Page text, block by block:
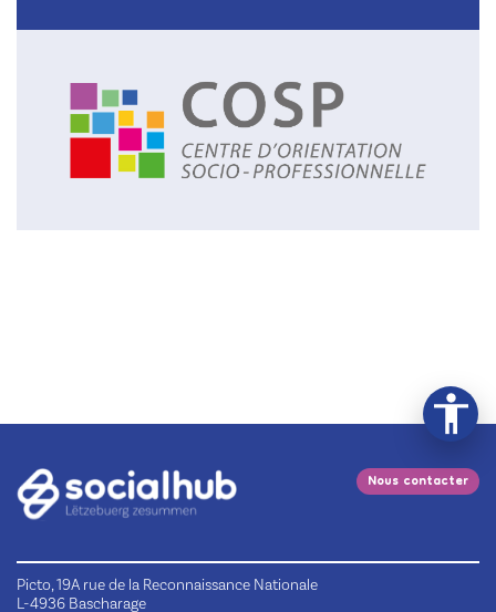
Nous contacter
Picto, 19A rue de la Reconnaissance Nationale
L-4936 Bascharage